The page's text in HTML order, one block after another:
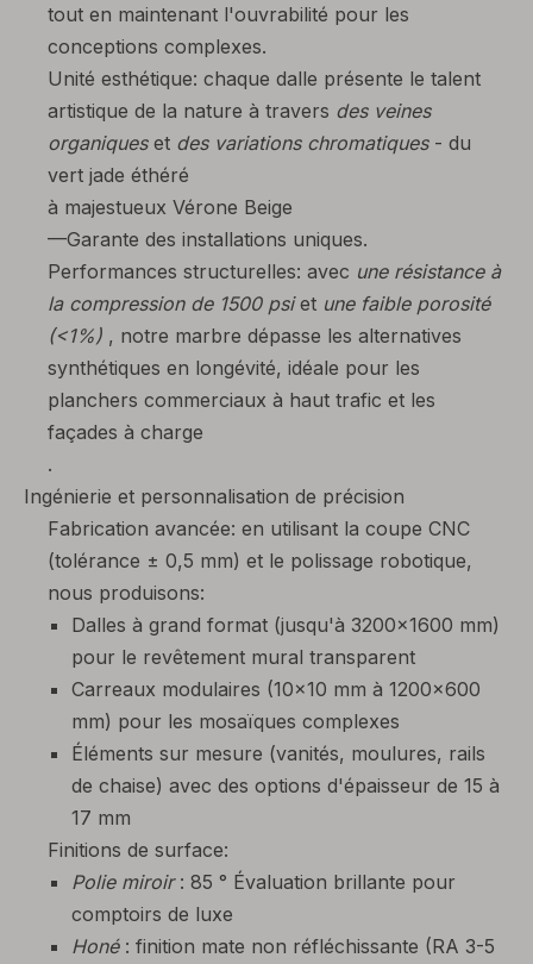
tout en maintenant l'ouvrabilité pour les
conceptions complexes.
Unité esthétique: chaque dalle présente le talent
artistique de la nature à travers des veines
organiques et des variations chromatiques - du
vert jade éthéré
à majestueux Vérone Beige
—Garante des installations uniques.
Performances structurelles: avec une résistance à
la compression de 1500 psiet une faible porosité
(<1%) , notre marbre dépasse les alternatives
synthétiques en longévité, idéale pour les
planchers commerciaux à haut trafic et les
façades à charge
.
Ingénierie et personnalisation de précision
Fabrication avancée: en utilisant la coupe CNC
(tolérance ± 0,5 mm) et le polissage robotique,
nous produisons:
Dalles à grand format (jusqu'à 3200x1600 mm)
pour le revêtement mural transparent
Carreaux modulaires (10x10 mm à 1200x600
mm) pour les mosaïques complexes
Éléments sur mesure (vanités, moulures, rails
de chaise) avec des options d'épaisseur de 15 à
17 mm
Finitions de surface:
Polie miroir : 85 ° Évaluation brillante pour
comptoirs de luxe
Honé : finition mate non réfléchissante (RA 3-5